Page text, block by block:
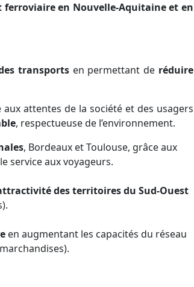
en Nouvelle-Aquitaine et en
transportsen permettant de réduire
attentes de la société et des usagers
, respectueuse de l’environnement.
, Bordeaux et Toulouse, grâce aux
service aux voyageurs.
des territoires du Sud-Ouest
en augmentant les capacités du réseau